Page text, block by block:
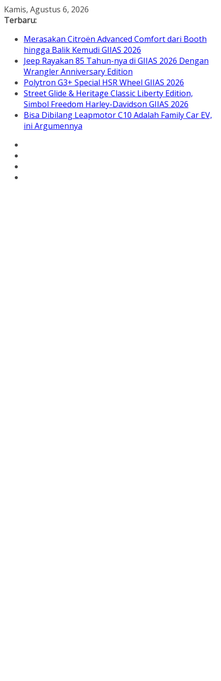
Skip
to
Kamis, Agustus 6, 2026
Terbaru:
Merasakan Citroën Advanced Comfort dari Booth
hingga Balik Kemudi GIIAS 2026
Jeep Rayakan 85 Tahun-nya di GIIAS 2026 Dengan
Wrangler Anniversary Edition
Polytron G3+ Special HSR Wheel GIIAS 2026
Street Glide & Heritage Classic Liberty Edition,
Simbol Freedom Harley-Davidson GIIAS 2026
Bisa Dibilang Leapmotor C10 Adalah Family Car EV,
ini Argumennya